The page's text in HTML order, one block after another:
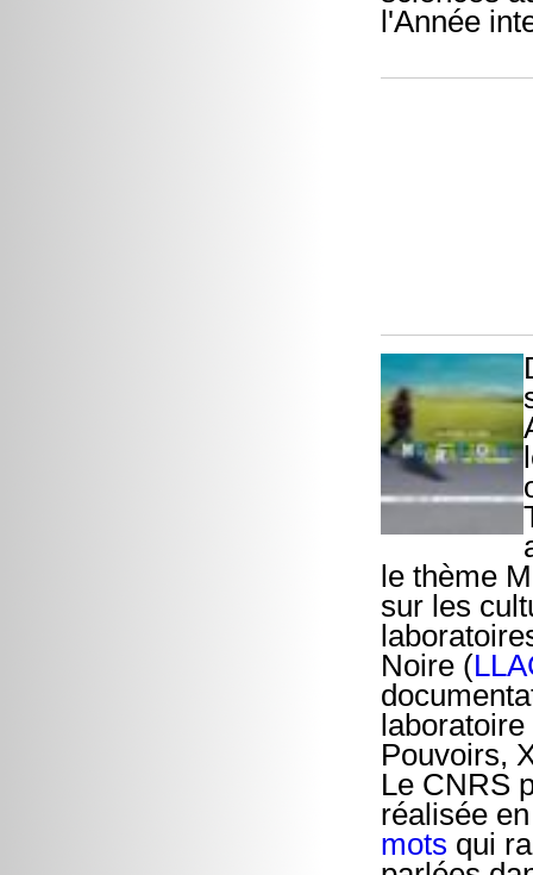
l'Année
le thème
sur les
Noire (
Pouvoirs,
Le CNRS
réalisée
mots qui